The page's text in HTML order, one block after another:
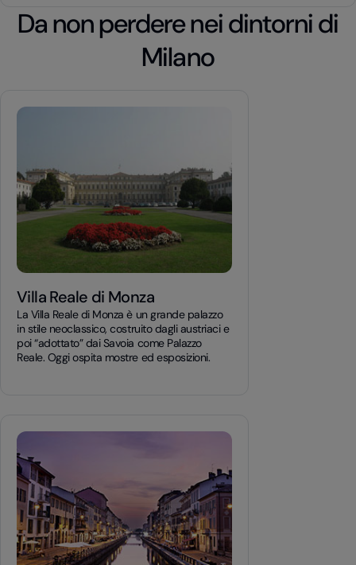
Da non perdere nei dintorni di
Milano
Villa Reale di Monza
La Villa Reale di Monza è un grande palazzo
in stile neoclassico, costruito dagli austriaci e
poi “adottato” dai Savoia come Palazzo
Reale. Oggi ospita mostre ed esposizioni.